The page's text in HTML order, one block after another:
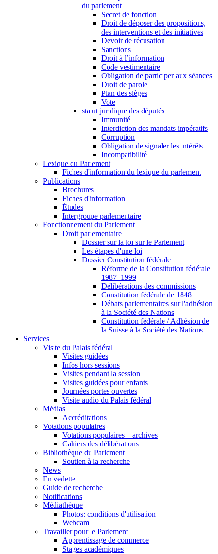
du parlement
Secret de fonction
Droit de déposer des propositions,
des interventions et des initiatives
Devoir de récusation
Sanctions
Droit à l’information
Code vestimentaire
Obligation de participer aux séances
Droit de parole
Plan des sièges
Vote
statut juridique des députés
Immunité
Interdiction des mandats impératifs
Corruption
Obligation de signaler les intérêts
Incompatibilité
Lexique du Parlement
Fiches d'information du lexique du parlement
Publications
Brochures
Fiches d'information
Études
Intergroupe parlementaire
Fonctionnement du Parlement
Droit parlementaire
Dossier sur la loi sur le Parlement
Les étapes d'une loi
Dossier Constitution fédérale
Réforme de la Constitution fédérale
1987–1999
Délibérations des commissions
Constitution fédérale de 1848
Débats parlementaires sur l'adhésion
à la Société des Nations
Constitution fédérale / Adhésion de
la Suisse à la Société des Nations
Services
Visite du Palais fédéral
Visites guidées
Infos hors sessions
Visites pendant la session
Visites guidées pour enfants
Journées portes ouvertes
Visite audio du Palais fédéral
Médias
Accréditations
Votations populaires
Votations populaires – archives
Cahiers des délibérations
Bibliothèque du Parlement
Soutien à la recherche
News
En vedette
Guide de recherche
Notifications
Médiathèque
Photos: conditions d'utilisation
Webcam
Travailler pour le Parlement
Apprentissage de commerce
Stages académiques